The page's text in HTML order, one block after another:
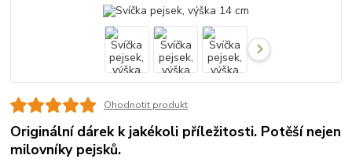
Ohodnotit produkt
Originální dárek k jakékoli příležitosti. Potěší nejen
milovníky pejsků.